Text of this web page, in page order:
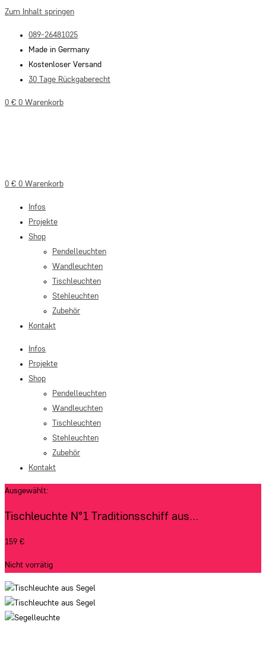
Zum Inhalt springen
089-26481025
Made in Germany
Kostenloser Versand
30 Tage Rückgaberecht
0 € 0 Warenkorb
0 € 0 Warenkorb
Infos
Projekte
Shop
Pendelleuchten
Wandleuchten
Tischleuchten
Stehleuchten
Zubehör
Kontakt
Infos
Projekte
Shop
Pendelleuchten
Wandleuchten
Tischleuchten
Stehleuchten
Zubehör
Kontakt
Ausgewählt:
Tischleuchte N°1 Traditionsschiff aus…
159 €
Nicht vorrätig